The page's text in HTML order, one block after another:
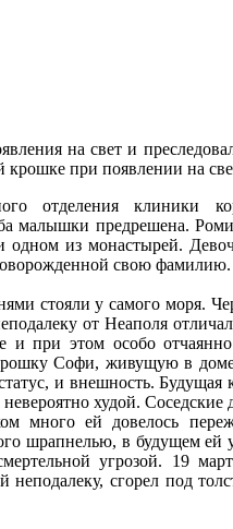
на свет и
крошке при появлении на
отделения
малышки предрешена.
из монастырей.
свою фамилию.
стояли у самого моря.
от Неаполя
и при этом особо
Софи, живущую в доме
и внешность.
худой.
много ей довелось
шрапнелью, в будущем
угрозой. 19
сгорел под